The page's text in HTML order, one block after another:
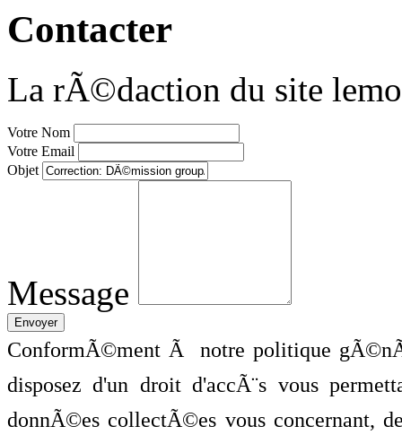
Contacter
La rÃ©daction du site
Votre Nom
Votre Email
Objet
Message
ConformÃ©ment Ã notre politique
disposez d'un droit d'accÃ¨s vous
donnÃ©es collectÃ©es vous concernant,